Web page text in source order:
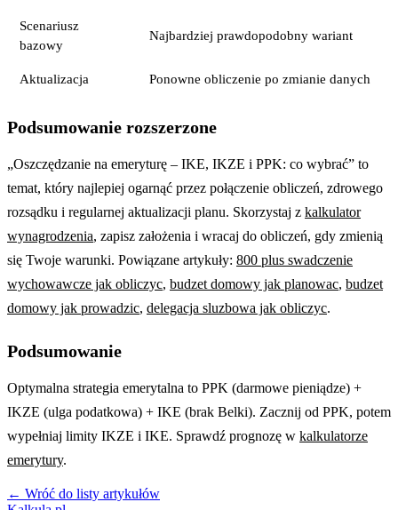
Scenariusz
bazowy
Najbardziej prawdopodobny wariant
Aktualizacja Ponowne obliczenie po zmianie danych
Podsumowanie rozszerzone
„Oszczędzanie na emeryturę – IKE, IKZE i PPK: co wybrać” to
temat, który najlepiej ogarnąć przez połączenie obliczeń, zdrowego
rozsądku i regularnej aktualizacji planu. Skorzystaj z kalkulator
wynagrodzenia, zapisz założenia i wracaj do obliczeń, gdy zmienią
się Twoje warunki. Powiązane artykuły: 800 plus swadczenie
wychowawcze jak obliczyc, budzet domowy jak planowac, budzet
domowy jak prowadzic, delegacja sluzbowa jak obliczyc.
Podsumowanie
Optymalna strategia emerytalna to PPK (darmowe pieniądze) +
IKZE (ulga podatkowa) + IKE (brak Belki). Zacznij od PPK, potem
wypełniaj limity IKZE i IKE. Sprawdź prognozę w kalkulatorze
emerytury.
← Wróć do listy artykułów